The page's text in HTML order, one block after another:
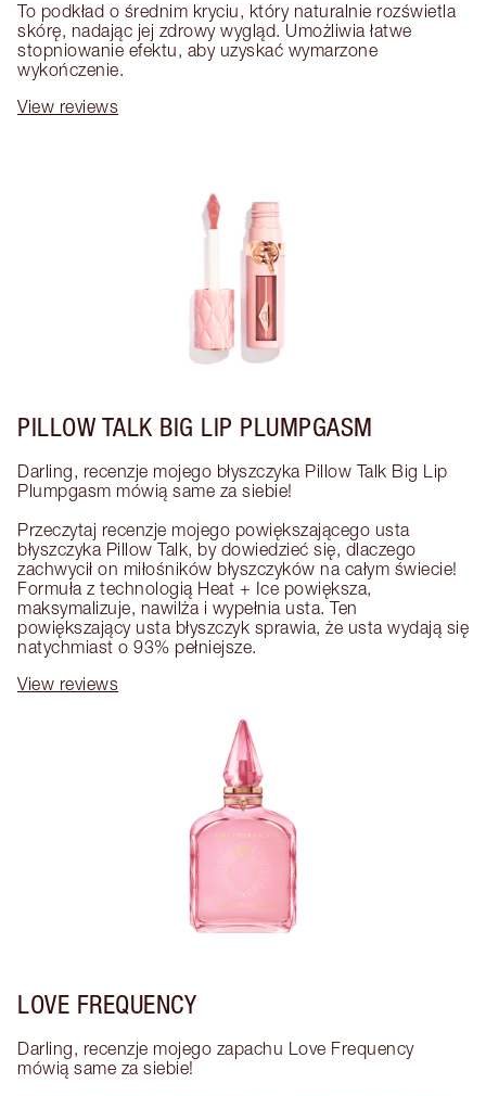
To podkład o średnim kryciu, który naturalnie rozświetla
skórę, nadając jej zdrowy wygląd. Umożliwia łatwe
stopniowanie efektu, aby uzyskać wymarzone
wykończenie.
View reviews
PILLOW TALK BIG LIP PLUMPGASM
Darling, recenzje mojego błyszczyka Pillow Talk Big Lip
Plumpgasm mówią same za siebie!
Przeczytaj recenzje mojego powiększającego usta
błyszczyka Pillow Talk, by dowiedzieć się, dlaczego
zachwycił on miłośników błyszczyków na całym świecie!
Formuła z technologią Heat + Ice powiększa,
maksymalizuje, nawilża i wypełnia usta. Ten
powiększający usta błyszczyk sprawia, że usta wydają się
natychmiast o 93% pełniejsze.
View reviews
LOVE FREQUENCY
Darling, recenzje mojego zapachu Love Frequency
mówią same za siebie!